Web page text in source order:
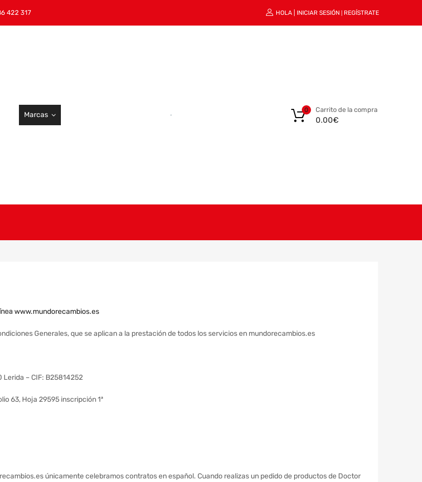
422 317 HOLA | INICIAR SESIÓN REGÍSTRATE
Marcas
Carrito de la compra
0.00€
0
www.mundorecambios.es
Generales, que se aplican a la prestación de todos los servicios en mundorecambios.es
Lerida – CIF: B25814252
63, Hoja 29595 inscripción 1ª
únicamente celebramos contratos en español. Cuando realizas un pedido de productos de Doctor